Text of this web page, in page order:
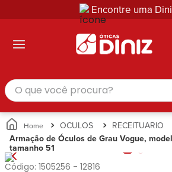
Encontre uma
Masculino
Feminino
Infantil
Unissex
Busque
Por
Marcas
Categorias
Masculino
Feminino
Infantil
Unissex
Busque
Por
Correntes
para
Óculos
Estojos
para
Óculos
Soluções
Busque
Ray-
Ban
Prada
Categoria
Armações
de Óculos
Óculos
de Sol
Corrente
para
O que você procura?
OCULOS
RECEITUARIO
Armação de Óculos de Grau Vogue,
tamanho 51
Código: 1505256 - 12816